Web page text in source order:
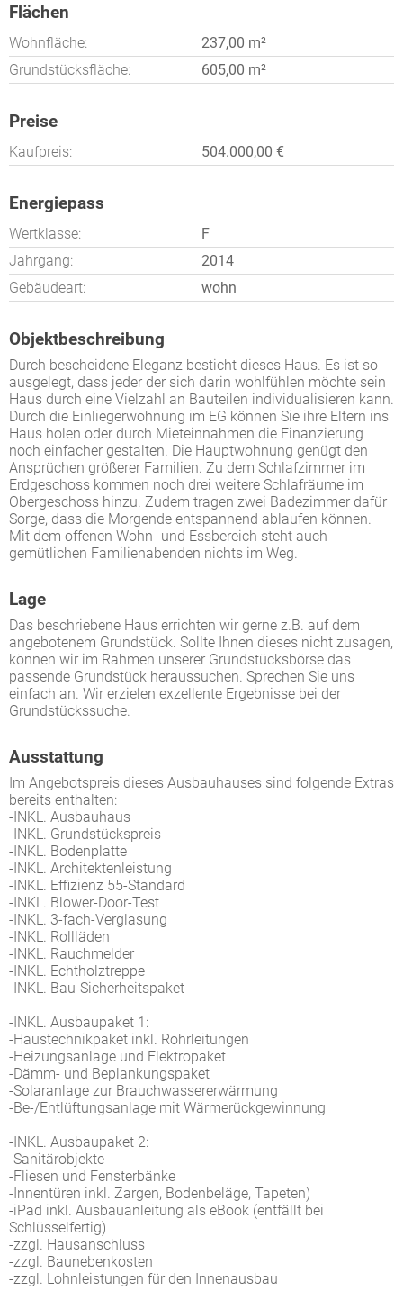
Flächen
Wohnfläche:
237,00 m²
Grundstücksfläche:
605,00 m²
Preise
Kaufpreis: 504.000,00 €
Energiepass
Wertklasse:
F
Jahrgang:
2014
Gebäudeart:
wohn
Objektbeschreibung
Durch bescheidene Eleganz besticht dieses Haus. Es ist so
ausgelegt, dass jeder der sich darin wohlfühlen möchte sein
Haus durch eine Vielzahl an Bauteilen individualisieren kann.
Durch die Einliegerwohnung im EG können Sie ihre Eltern ins
Haus holen oder durch Mieteinnahmen die Finanzierung
noch einfacher gestalten. Die Hauptwohnung genügt den
Ansprüchen größerer Familien. Zu dem Schlafzimmer im
Erdgeschoss kommen noch drei weitere Schlafräume im
Obergeschoss hinzu. Zudem tragen zwei Badezimmer dafür
Sorge, dass die Morgende entspannend ablaufen können.
Mit dem offenen Wohn- und Essbereich steht auch
gemütlichen Familienabenden nichts im Weg.
Lage
Das beschriebene Haus errichten wir gerne z.B. auf dem
angebotenem Grundstück. Sollte Ihnen dieses nicht zusagen,
können wir im Rahmen unserer Grundstücksbörse das
passende Grundstück heraussuchen. Sprechen Sie uns
einfach an. Wir erzielen exzellente Ergebnisse bei der
Grundstückssuche.
Ausstattung
Im Angebotspreis dieses Ausbauhauses sind folgende Extras
bereits enthalten:
-INKL. Ausbauhaus
-INKL. Grundstückspreis
-INKL. Bodenplatte
-INKL. Architektenleistung
-INKL. Effizienz 55-Standard
-INKL. Blower-Door-Test
-INKL. 3-fach-Verglasung
-INKL. Rollläden
-INKL. Rauchmelder
-INKL. Echtholztreppe
-INKL. Bau-Sicherheitspaket
-INKL. Ausbaupaket 1:
-Haustechnikpaket inkl. Rohrleitungen
-Heizungsanlage und Elektropaket
-Dämm- und Beplankungspaket
-Solaranlage zur Brauchwassererwärmung
-Be-/Entlüftungsanlage mit Wärmerückgewinnung
-INKL. Ausbaupaket 2:
-Sanitärobjekte
-Fliesen und Fensterbänke
-Innentüren inkl. Zargen, Bodenbeläge, Tapeten)
-iPad inkl. Ausbauanleitung als eBook (entfällt bei
Schlüsselfertig)
-zzgl. Hausanschluss
-zzgl. Baunebenkosten
-zzgl. Lohnleistungen für den Innenausbau